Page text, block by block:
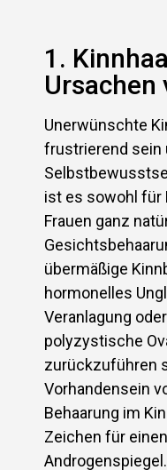
1.
Ursachen
Unerwünschte
frustrierend sein
ist es sowohl für
Frauen ganz
übermäßige
hormonelles
Veranlagung
polyzystische
zurückzuführen
Vorhandensein
Behaarung im
Zeichen für